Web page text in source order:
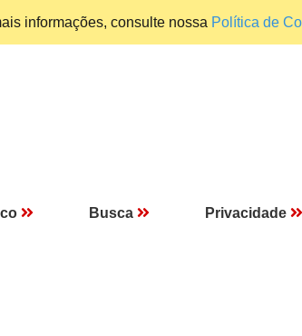
informações, consulte nossa Política de
Busca Privacidade